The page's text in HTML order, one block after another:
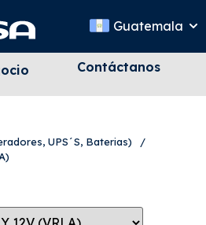
Guatemala
Contáctanos
UPS´S, Baterias)
/